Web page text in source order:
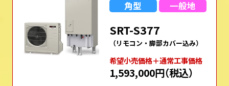
角型
一般地
SRT-S377
（リモコン・脚部カバー込み）
希望⼩売価格＋通常⼯事価格
1,593,000円（税込）